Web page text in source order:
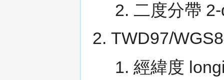
二度分帶
TWD97/
經緯度